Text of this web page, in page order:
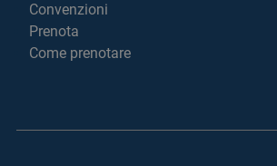
Convenzioni
Prenota
Come prenotare